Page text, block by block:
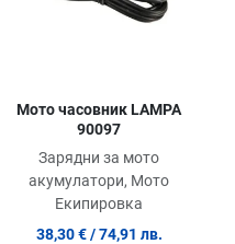
Мото часовник LAMPA
90097
Зарядни за мото
акумулатори, Мото
Екипировка
38,30 €/ 74,91 лв.